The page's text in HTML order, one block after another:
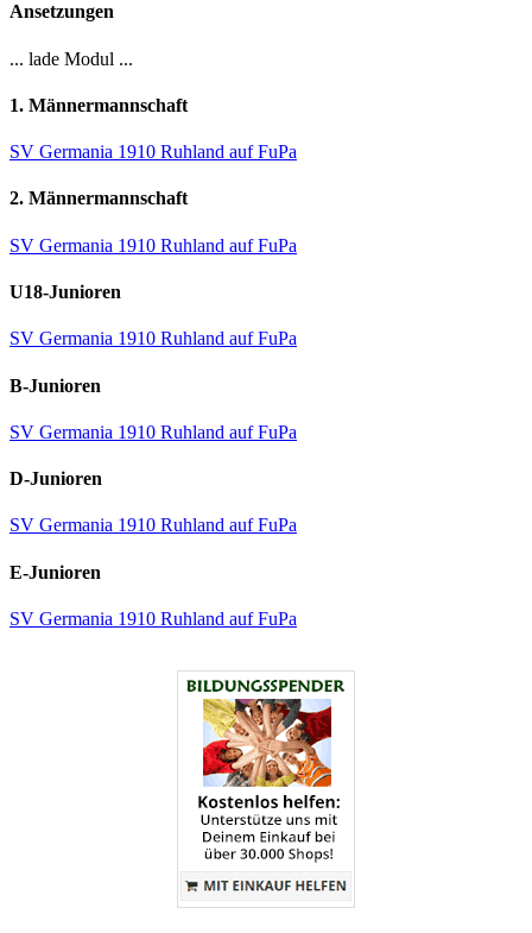
Ansetzungen
... lade Modul ...
1. Männermannschaft
SV Germania 1910 Ruhland auf FuPa
2. Männermannschaft
SV Germania 1910 Ruhland auf FuPa
U18-Junioren
SV Germania 1910 Ruhland auf FuPa
B-Junioren
SV Germania 1910 Ruhland auf FuPa
D-Junioren
SV Germania 1910 Ruhland auf FuPa
E-Junioren
SV Germania 1910 Ruhland auf FuPa